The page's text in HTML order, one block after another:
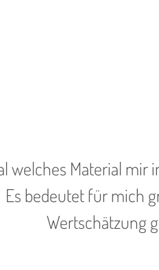
welches Material mir
Es bedeutet für mich
Wertschätzung